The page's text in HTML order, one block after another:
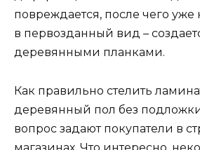
повреждается, после чего уже
в первозданный вид –
деревянными планками.
Как правильно стелить
деревянный пол без
вопрос задают покупатели в
магазинах. Что интересно,